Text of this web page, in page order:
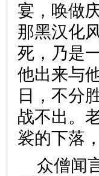
宴，唤做
那黑汉化
死，乃是
他出来与
日，不分
战不出。
裟的下落
众僧闻